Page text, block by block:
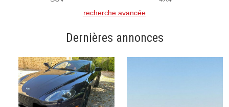
recherche avancée
Dernières annonces